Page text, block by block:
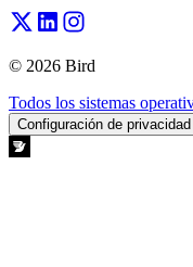
© 2026 Bird
Todos los sistemas
Configuración de privacidad